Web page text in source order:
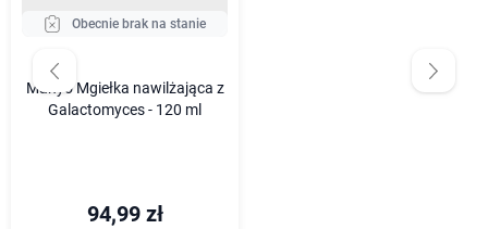
Obecnie brak na stanie
Manyo Mgiełka nawilżająca z
Galactomyces - 120 ml
94,99 zł